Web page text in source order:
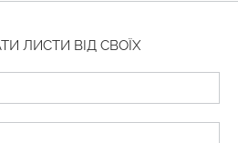
ЛИСТИ ВІД СВОЇХ